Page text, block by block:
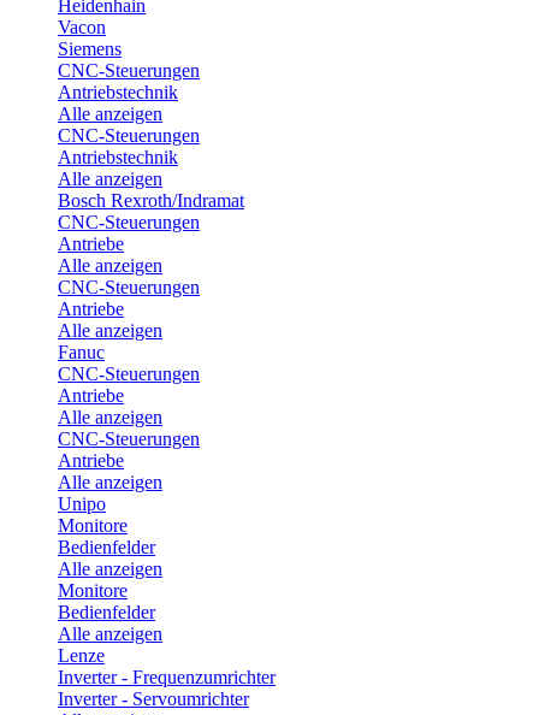
Heidenhain
Vacon
Siemens
CNC-Steuerungen
Antriebstechnik
Alle anzeigen
CNC-Steuerungen
Antriebstechnik
Alle anzeigen
Bosch Rexroth/Indramat
CNC-Steuerungen
Antriebe
Alle anzeigen
CNC-Steuerungen
Antriebe
Alle anzeigen
Fanuc
CNC-Steuerungen
Antriebe
Alle anzeigen
CNC-Steuerungen
Antriebe
Alle anzeigen
Unipo
Monitore
Bedienfelder
Alle anzeigen
Monitore
Bedienfelder
Alle anzeigen
Lenze
Inverter - Frequenzumrichter
Inverter - Servoumrichter